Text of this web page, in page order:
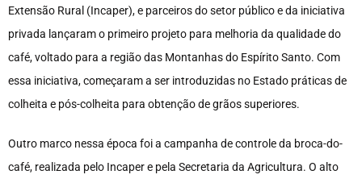
Extensão Rural (Incaper), e parceiros do setor público e da iniciativa
privada lançaram o primeiro projeto para melhoria da qualidade do
café, voltado para a região das Montanhas do Espírito Santo. Com
essa iniciativa, começaram a ser introduzidas no Estado práticas de
colheita e pós-colheita para obtenção de grãos superiores.
Outro marco nessa época foi a campanha de controle da broca-do-
café, realizada pelo Incaper e pela Secretaria da Agricultura. O alto